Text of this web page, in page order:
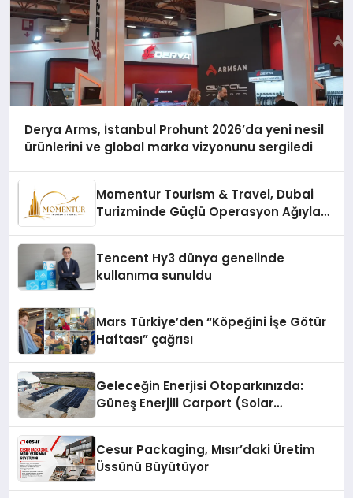
Derya Arms, İstanbul Prohunt 2026’da yeni nesil
ürünlerini ve global marka vizyonunu sergiledi
Momentur Tourism & Travel, Dubai
Turizminde Güçlü Operasyon Ağıyla
Tencent Hy3 dünya genelinde
kullanıma sunuldu
Mars Türkiye’den “Köpeğini İşe Götür
Haftası” çağrısı
Geleceğin Enerjisi Otoparkınızda:
Güneş Enerjili Carport (Solar
Cesur Packaging, Mısır’daki Üretim
Üssünü Büyütüyor